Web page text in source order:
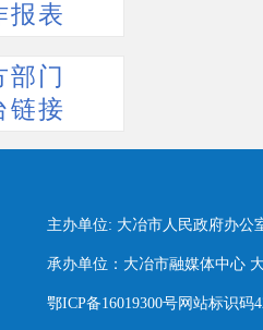
报表
部门
链接
主办单位: 大冶市人民政府办公
承办单位：大冶市融媒体中心
鄂ICP备16019300号网站标识码